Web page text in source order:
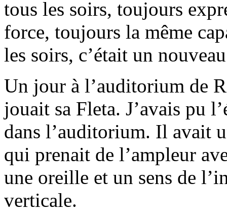
tous les soirs, toujours
force, toujours la même
les soirs, c’était un
Un jour à l’auditorium de
jouait sa Fleta. J’avais pu
dans l’auditorium. Il avait
qui prenait de l’ampleur
une oreille et un sens de
verticale.